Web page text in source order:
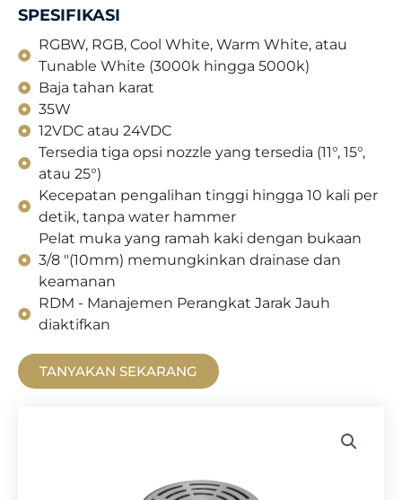
SPESIFIKASI
RGBW, RGB, Cool White, Warm White, atau
Tunable White (3000k hingga 5000k)
Baja tahan karat
35W
12VDC atau 24VDC
Tersedia tiga opsi nozzle yang tersedia (11°, 15°,
atau 25°)
Kecepatan pengalihan tinggi hingga 10 kali per
detik, tanpa water hammer
Pelat muka yang ramah kaki dengan bukaan
3/8 "(10mm) memungkinkan drainase dan
keamanan
RDM - Manajemen Perangkat Jarak Jauh
diaktifkan
TANYAKAN SEKARANG